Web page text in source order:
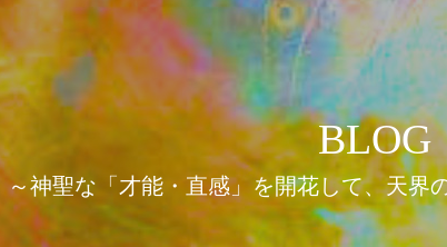
BLOG
～神聖な「才能・直感」を開花して、天界